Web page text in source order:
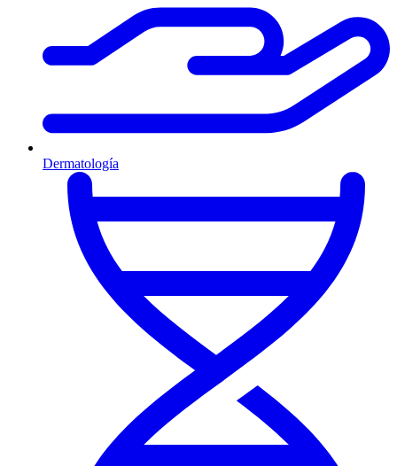
Dermatología